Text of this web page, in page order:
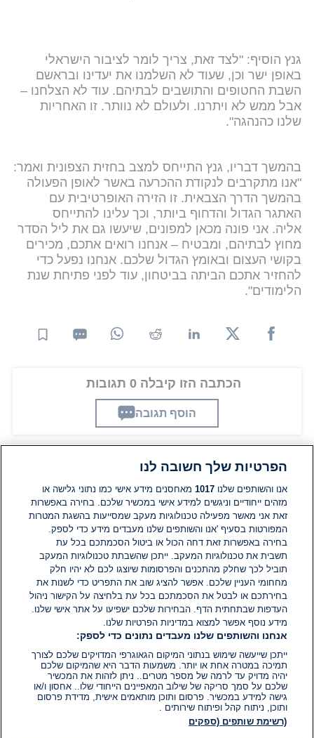
גנץ הוסיף: "לצד זאת, צריך לומר לציבור הישראלי
באופן ישר וכן, שעוד לא השלמנו את יעדינו ובראשם
השבת החטופים והתושבים לבתיהם. עוד לא הצלחנו –
אבל ממש לא ויתרנו. ולעולם לא נוותר. זו האחריות
שלנו כהנהגה".
בהמשך דבריו, גנץ התייחס למצב בחזית הצפונית ואמר:
"אנו מתקרבים לנקודת ההכרעה באשר לאופן הפעולה
בהמשך הדרך הצבאית. זו הזירה האופרטיבית עם
האתגר הגדול והדחוף ביותר, וכך עלינו להתייחס
אליה. אני פונה מכאן למפונים, שיעשו גם את ליל הסדר
מחוץ לבתיהם, ומבטיח – אנחנו רואים אתכם, מכירים
בקושי העצום ובאומץ הגדול שלכם. אנחנו נפעל כדי
להחזיר אתכם הביתה בביטחון, עוד לפני פתיחת שנת
הלימודים".
הכתבה הזו קיבלה 0 תגובות
הוסף תגובה
תגובות
אין עדיין תגובות. היה הראשון להגיב
הוסף תגובה
הפרטיות שלך חשובה לנו
אנו והשותפים שלנו1017 מאחסנים מידע אישי כמו נתוני גלישה או
מזהים ייחודיים וניגשים למידע אישי במכשיר שלכם. בחירה באפשרות
זאת אני מאשר מפעילה טכנולוגיות מעקב שמסייעות בהשגת המטרות
המפורטות בסעיף 'אנו והשותפים שלנו מעבדים מידע כדי לספק.
בחירה באפשרות זאת דחה הכול או ביטול הסכמתכם בכל עת
תשבית את טכנולוגיות המעקב. ייתכן שהשבתת טכנולוגיות המעקב
תוביל לכך שחלק מהתכנים והפרסומות שיוצגו לכם לא יהיו חלק
מחחומי העניין שלכם. אפשר להציג שוב את התפריט כדי לשנות את
בחירתכם או לבטל את הסכמתכם בכל עת בלחיצה על הקישור ניהול
העדפות שבתחתית הדף. הבחירות שלכם ישפיעו על אתר אישי שלנו.
מידע נוסף אפשר למצוא במדיניות הפרטיות שלנו.
אנחנו והשותפים שלנו מעבדים נתונים כדי לספק:
ייתכן שייעשה שימוש בנתוני המיקום הגאוגרפי המדויקים שלכם לצורך
תמיכה במטרה אחת או יותר. משמעות הדבר היא שהמיקום שלכם
יהיה מדויק עד לרמה של מספר מטרים.. ניתן לזהות את המכשיר
שלכם על סמך סריקה של שילוב המאפיינים הייחודי שלו.. אחסון ו/או
גישה למידע במכשיר. פרסום ותוכן מותאמים אישית, מדידת פרסום
ותוכן, ניתוח קהל ופיתוח שירותים .
(רשימת שותפים (ספקים